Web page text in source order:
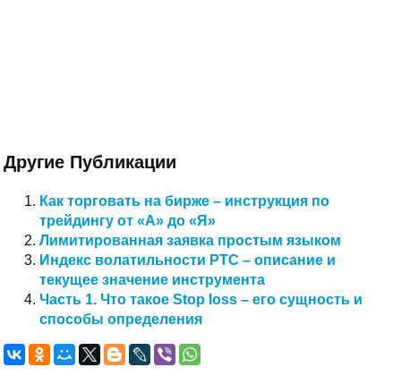
Другие Публикации
Как торговать на бирже – инструкция по
трейдингу от «А» до «Я»
Лимитированная заявка простым языком
Индекс волатильности РТС – описание и
текущее значение инструмента
Часть 1. Что такое Stop loss – его сущность и
способы определения